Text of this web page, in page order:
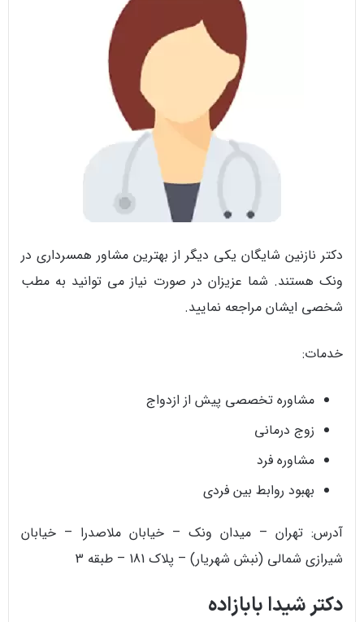
دکتر نازنین شایگان یکی دیگر از بهترین مشاور همسرداری در
ونک هستند. شما عزیزان در صورت نیاز می توانید به مطب
شخصی ایشان مراجعه نمایید.
خدمات:
مشاوره تخصصی پیش از ازدواج
زوج درمانی
مشاوره فرد
بهبود روابط بین فردی
آدرس: تهران – میدان ونک – خیابان ملاصدرا – خیابان
شیرازی شمالی (نبش شهریار) – پلاک 181 – طبقه 3
دکتر شیدا بابازاده